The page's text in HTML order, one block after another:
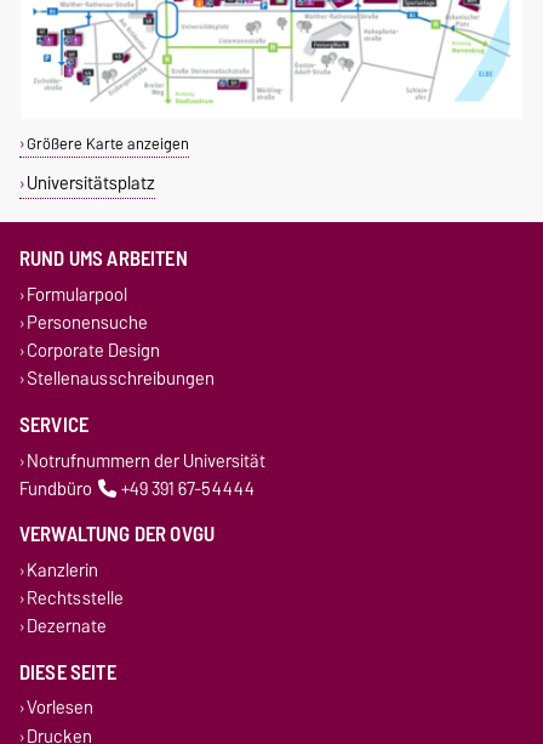
Größere Karte anzeigen
Universitätsplatz
RUND UMS ARBEITEN
Formularpool
Personensuche
Corporate Design
Stellenausschreibungen
SERVICE
Notrufnummern der Universität
Fundbüro
+49 391 67-54444
VERWALTUNG DER OVGU
Kanzlerin
Rechtsstelle
Dezernate
DIESE SEITE
Vorlesen
Drucken